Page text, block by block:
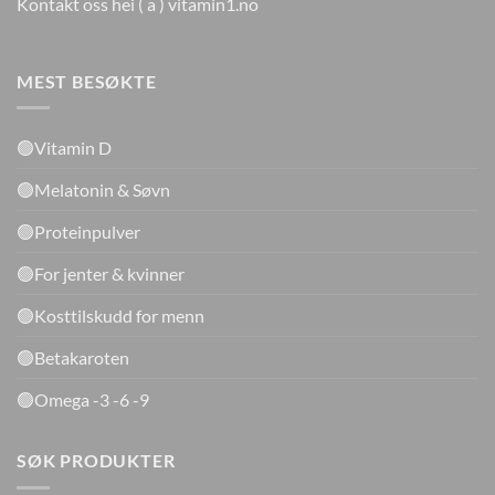
MEST BESØKTE
🟢Vitamin D
🟢Melatonin & Søvn
🟢Proteinpulver
🟢For jenter & kvinner
🟢Kosttilskudd for menn
🟢Betakaroten
🟢Omega -3 -6 -9
SØK PRODUKTER